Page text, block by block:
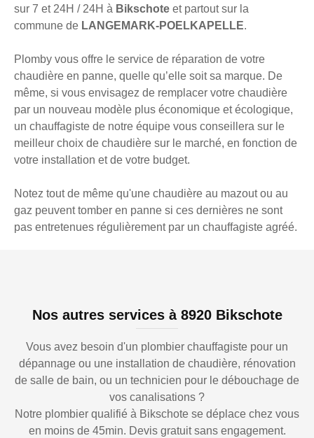
sur 7 et 24H / 24H à Bikschote et partout sur la
commune de LANGEMARK-POELKAPELLE.
Plomby vous offre le service de réparation de votre
chaudière en panne, quelle qu’elle soit sa marque. De
même, si vous envisagez de remplacer votre chaudière
par un nouveau modèle plus économique et écologique,
un chauffagiste de notre équipe vous conseillera sur le
meilleur choix de chaudière sur le marché, en fonction de
votre installation et de votre budget.
Notez tout de même qu'une chaudière au mazout ou au
gaz peuvent tomber en panne si ces dernières ne sont
pas entretenues régulièrement par un chauffagiste agréé.
Nos autres services à 8920 Bikschote
Vous avez besoin d'un plombier chauffagiste pour un
dépannage ou une installation de chaudière, rénovation
de salle de bain, ou un technicien pour le débouchage de
vos canalisations ?
Notre plombier qualifié à Bikschote se déplace chez vous
en moins de 45min. Devis gratuit sans engagement.